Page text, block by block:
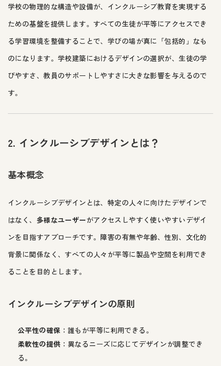
学校の物理的な構造や設備が、インクルーシブ教育を実現する
ための基盤を提供します。すべての生徒が平等にアクセスでき
る学習環境を整備することで、学びの場が真に「包括的」なも
のになります。学校建築におけるデザインの選択が、生徒の学
びやすさ、教員のサポートしやすさに大きな影響を与えるので
す。
2. インクルーシブデザインとは？
基本概念
インクルーシブデザインとは、特定の人々に向けたデザインで
はなく、 多様なユーザーがアクセスしやすく使いやすいデザイ
ンを目指すアプローチです。障害の有無や年齢、性別、文化的
背景に関係なく、すべての人々が平等に製品や空間を利用でき
ることを目的とします。
インクルーシブデザインの原則
公平性の確保 ：誰もが平等に利用できる。
柔軟性の提供 ：異なるニーズに応じてデザインが調整でき
る。